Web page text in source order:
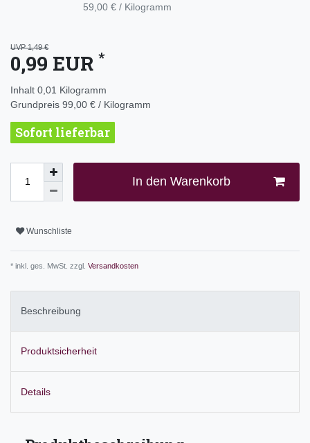
59,00 € / Kilogramm
UVP 1,49 €
0,99 EUR *
Inhalt 0,01 Kilogramm
Grundpreis 99,00 € / Kilogramm
Sofort lieferbar
In den Warenkorb
Wunschliste
* inkl. ges. MwSt. zzgl. Versandkosten
Beschreibung
Produktsicherheit
Details